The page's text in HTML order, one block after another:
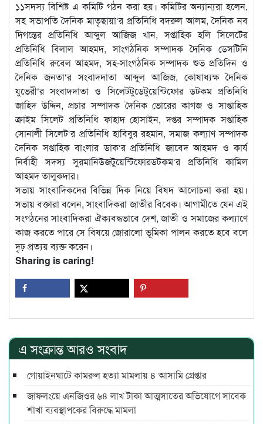
১১সদস্য বিশিষ্ট এ কমিটি গঠন করা হয়। কমিটির অন্যান্যরা হলেন,
সহ সভাপতি দৈনিক মাতৃছায়া‘র প্রতিনিধি বদরুল আলম, দৈনিক নব
দিগন্তের প্রতিনিধি আব্দুল আজিজ খান, সপ্তাহিক হলি সিলেটের
প্রতিনিধি বিলাল আহমদ, সাংগঠনিক সম্পাদক দৈনিক ডেসটিনি
প্রতিনিধি রুবেল আহমদ, সহ-সাংগঠনিক সম্পাদক শুভ প্রতিদিন ও
দৈনিক জনতা‘র সংবাদদাতা আব্দুল আজিজ, কোষাধ্যক্ষ দৈনিক
যুভেরী‘র সংবাদদাতা ও সিলেটটুডেটুয়েন্টিফোর ডটকম প্রতিনিধি
জাহিদ উদ্দিন, প্রচার সম্পাদক দৈনিক ভোরের কাগজ ও সাপ্তাহিক
ক্রাইম সিলেট প্রতিনিধি ফাহাদ হোসাইন, দপ্তর সম্পাদক সপ্তাহিক
সোনালী সিলেট‘র প্রতিনিধি হাবিবুর রহমান, সমাজ কল্যাণ সম্পাদক
দৈনিক সপ্তাহিক বাংলার ডাক‘র প্রতিনিধি জাবেদ আহমদ ও কার্য
নির্বাহী সদস্য সুরমানিউজটুয়েন্টিফোরডটকম‘র প্রতিনিধি কামিল
আহমদ তালুকদার।
সভায় সাংবাদিকদের বিভিন্ন দিক নিয়ে বিষদ আলোচনা করা হয়।
সভায় বক্তারা বলেন, সাংবাদিকরা জাতীর বিবেক। আগামীতে যেন এই
সংগঠনের সাংবাদিকরা ঐক্যবদ্ধভাবে দেশ, জাতী ও সমাজের কল্যাণে
কাজ করতে পারে সে বিষয়ে জোরালো ভূমিকা পালন করতে হবে বলে
দৃঢ় প্রত্যয় ব্যক্ত করেন।
Sharing is caring!
এ সংক্রান্ত আরও সংবাদ
গোয়াইনঘাটে কামরুল হত্যা মামলায় ৪ আসামি গ্রেপ্তার
জাফলংয়ে এনজিওর ৬৪ লাখ টাকা আত্মসাতের অভিযোগে সাবেক
শাখা ব্যবস্থাপকের বিরুদ্ধে মামলা